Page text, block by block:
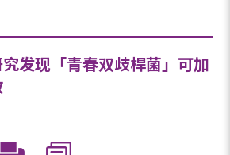
发现「青春双歧桿菌」可加